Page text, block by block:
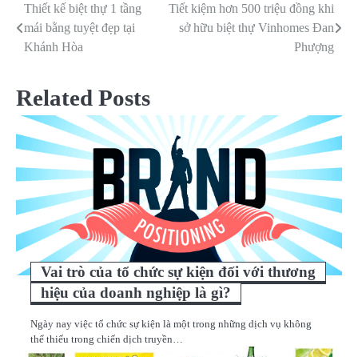
Điều
hướng
viết
Thiết kế biệt thự 1 tầng
mái bằng tuyệt đẹp tại
Khánh Hòa
Tiết kiệm hơn 500 triệu đồng khi
sở hữu biệt thự Vinhomes Đan
Phượng
Related Posts
Vai trò của tổ chức sự kiện đối với thương
hiệu của doanh nghiệp là gì?
Ngày nay việc tổ chức sự kiện là một trong những dịch vụ không
thể thiếu trong chiến dịch truyền…